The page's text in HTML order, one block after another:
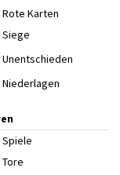
Rote Karten
Siege
Unentschieden
Niederlagen
Spiele
Tore